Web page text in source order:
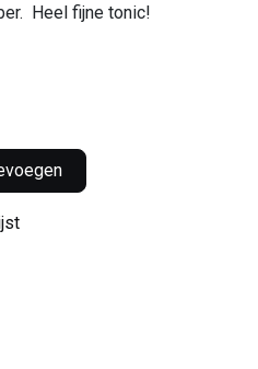
Heel fijne tonic!